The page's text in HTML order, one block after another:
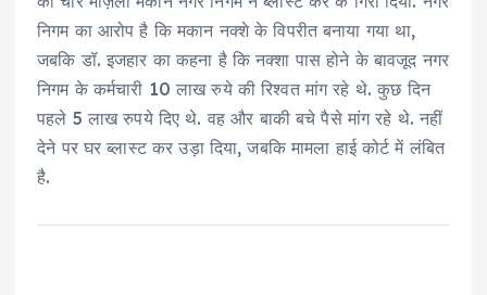
निगम का आरोप है कि मकान नक्शे के विपरीत बनाया गया था,
जबकि डॉ. इजहार का कहना है कि नक्शा पास होने के बावजूद नगर
निगम के कर्मचारी 10 लाख रुये की रिश्वत मांग रहे थे. कुछ दिन
पहले 5 लाख रुपये दिए थे. वह और बाकी बचे पैसे मांग रहे थे. नहीं
देने पर घर ब्लास्ट कर उड़ा दिया, जबकि मामला हाई कोर्ट में लंबित
है.